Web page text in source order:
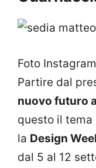
Foto
Partire dal
nuovo futuro
questo il
la Design
dal 5 al 12